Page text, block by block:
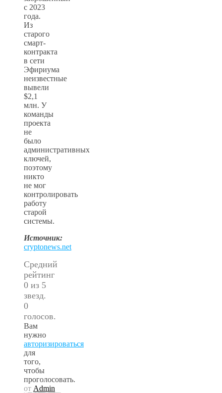
с 2023
года.
Из
старого
смарт-
контракта
в сети
Эфириума
неизвестные
вывели
$2,1
млн. У
команды
проекта
не
было
административных
ключей,
поэтому
никто
не мог
контролировать
работу
старой
системы.
Источник:
cryptonews.net
Средний
рейтинг
0 из 5
звезд.
0
голосов.
Вам
нужно
авторизироваться
для
того,
чтобы
проголосовать.
от Admin